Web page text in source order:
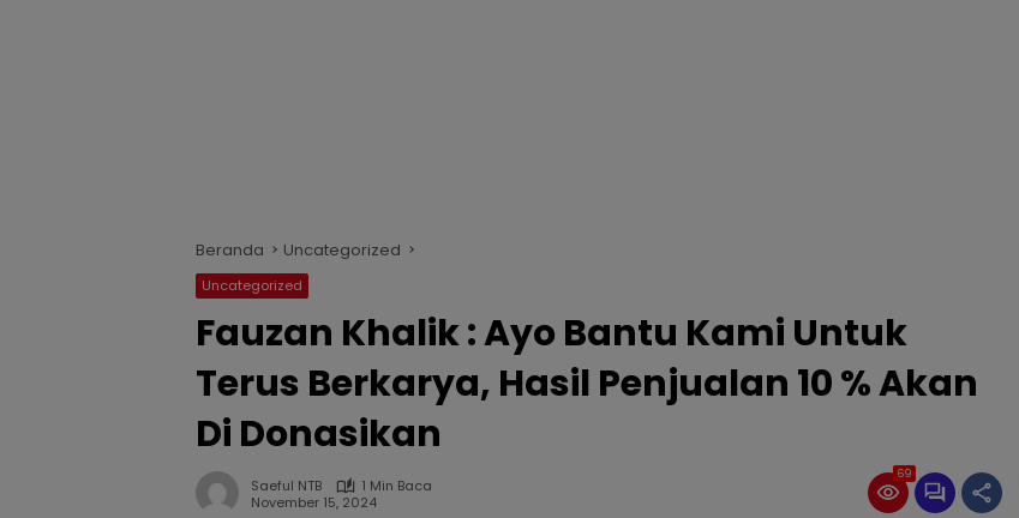
Beranda Uncategorized
Uncategorized
Fauzan Khalik : Ayo Bantu Kami Untuk
Terus Berkarya, Hasil Penjualan 10 % Akan
Di Donasikan
Saeful NTB
1 Min Baca
November 15, 2024
69